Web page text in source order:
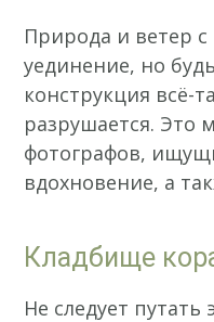
Природа и ветер
уединение, но
конструкция всё-
разрушается. Это
фотографов,
вдохновение, а
Кладбище
Не следует путать